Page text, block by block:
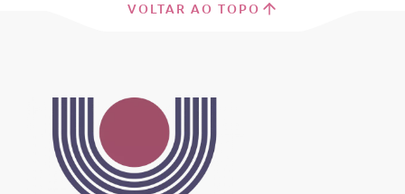
VOLTAR AO TOPO